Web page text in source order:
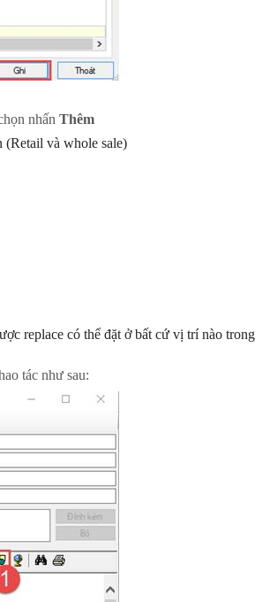
nhấn Thêm
(Retail và whole sale)
replace có thể đặt ở bất cứ vị trí nào
tác như sau: